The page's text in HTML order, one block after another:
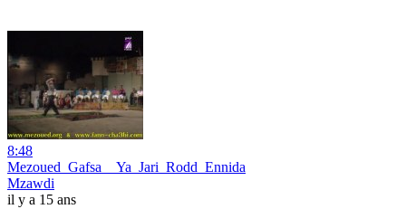
8:48
Mezoued_Gafsa__Ya_Jari_Rodd_Ennida
Mzawdi
il y a 15 ans